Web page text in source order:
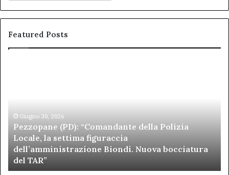
Featured Posts
Locale,
settima
figuraccia
dell’amministrazione
Biondi.
Giugno 30, 2026
Pezzopane (PD): “Comandante della Polizia
Locale, la settima figuraccia
dell’amministrazione Biondi. Nuova bocciatura
del TAR”